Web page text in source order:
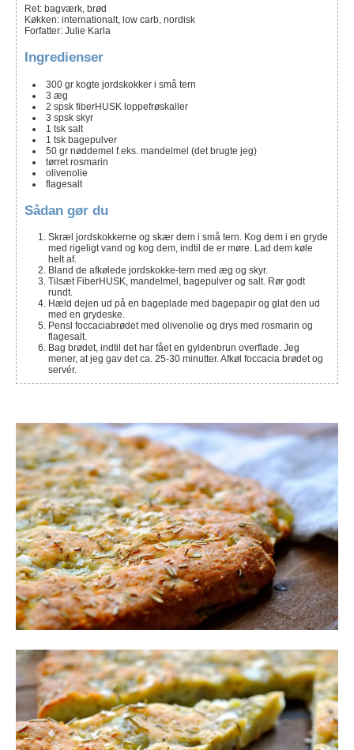
Ret: bagværk, brød
Køkken: internationalt, low carb, nordisk
Forfatter: Julie Karla
Ingredienser
300 gr kogte jordskokker i små tern
3 æg
2 spsk fiberHUSK loppefrøskaller
3 spsk skyr
1 tsk salt
1 tsk bagepulver
50 gr nøddemel f.eks. mandelmel (det brugte jeg)
tørret rosmarin
olivenolie
flagesalt
Sådan gør du
Skræl jordskokkerne og skær dem i små tern. Kog dem i en gryde
med rigeligt vand og kog dem, indtil de er møre. Lad dem køle
helt af.
Bland de afkølede jordskokke-tern med æg og skyr.
Tilsæt FiberHUSK, mandelmel, bagepulver og salt. Rør godt
rundt.
Hæld dejen ud på en bageplade med bagepapir og glat den ud
med en grydeske.
Pensl foccaciabrødet med olivenolie og drys med rosmarin og
flagesalt.
Bag brødet, indtil det har fået en gyldenbrun overflade. Jeg
mener, at jeg gav det ca. 25-30 minutter. Afkøl foccacia brødet og
servér.